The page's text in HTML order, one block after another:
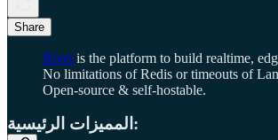
Share
Rivet is the platform to build realtime,
No limitations of Redis or timeouts of
Open-source & self-hostable.
المميزات الرئيسية: